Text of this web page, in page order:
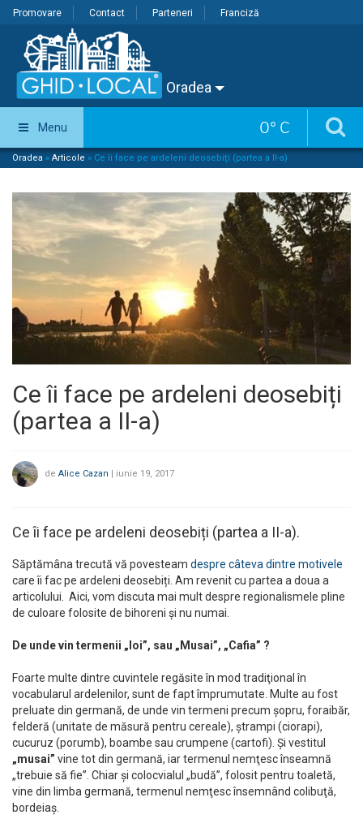
Promovare Contact Parteneri Franciză
Oradea
0° C
Menu
Oradea » Articole » Ce îi face pe ardeleni deosebiți (partea a II-a)
Ce îi face pe ardeleni deosebiți
(partea a II-a)
de Alice Cazan | iunie 19, 2017
Ce îi face pe ardeleni deosebiți (partea a II-a).
Săptămâna trecută vă povesteam despre câteva dintre motivele
care îi fac pe ardeleni deosebiți. Am revenit cu partea a doua a
articolului. Aici, vom discuta mai mult despre regionalismele pline
de culoare folosite de bihoreni și nu numai.
De unde vin termenii „Ioi”, sau „Musai”, „Cafia” ?
Foarte multe dintre cuvintele regăsite în mod tradiţional în
vocabularul ardelenilor, sunt de fapt împrumutate. Multe au fost
preluate din germană, de unde vin termeni precum şopru, foraibăr,
felderă (unitate de măsură pentru cereale), ştrampi (ciorapi),
cucuruz (porumb), boambe sau crumpene (cartofi). Şi vestitul
„musai” vine tot din germană, iar termenul nemţesc înseamnă
„trebuie să fie”. Chiar şi colocvialul „budă”, folosit pentru toaletă,
vine din limba germană, termenul nemţesc însemnând colibuţă,
bordeiaş.